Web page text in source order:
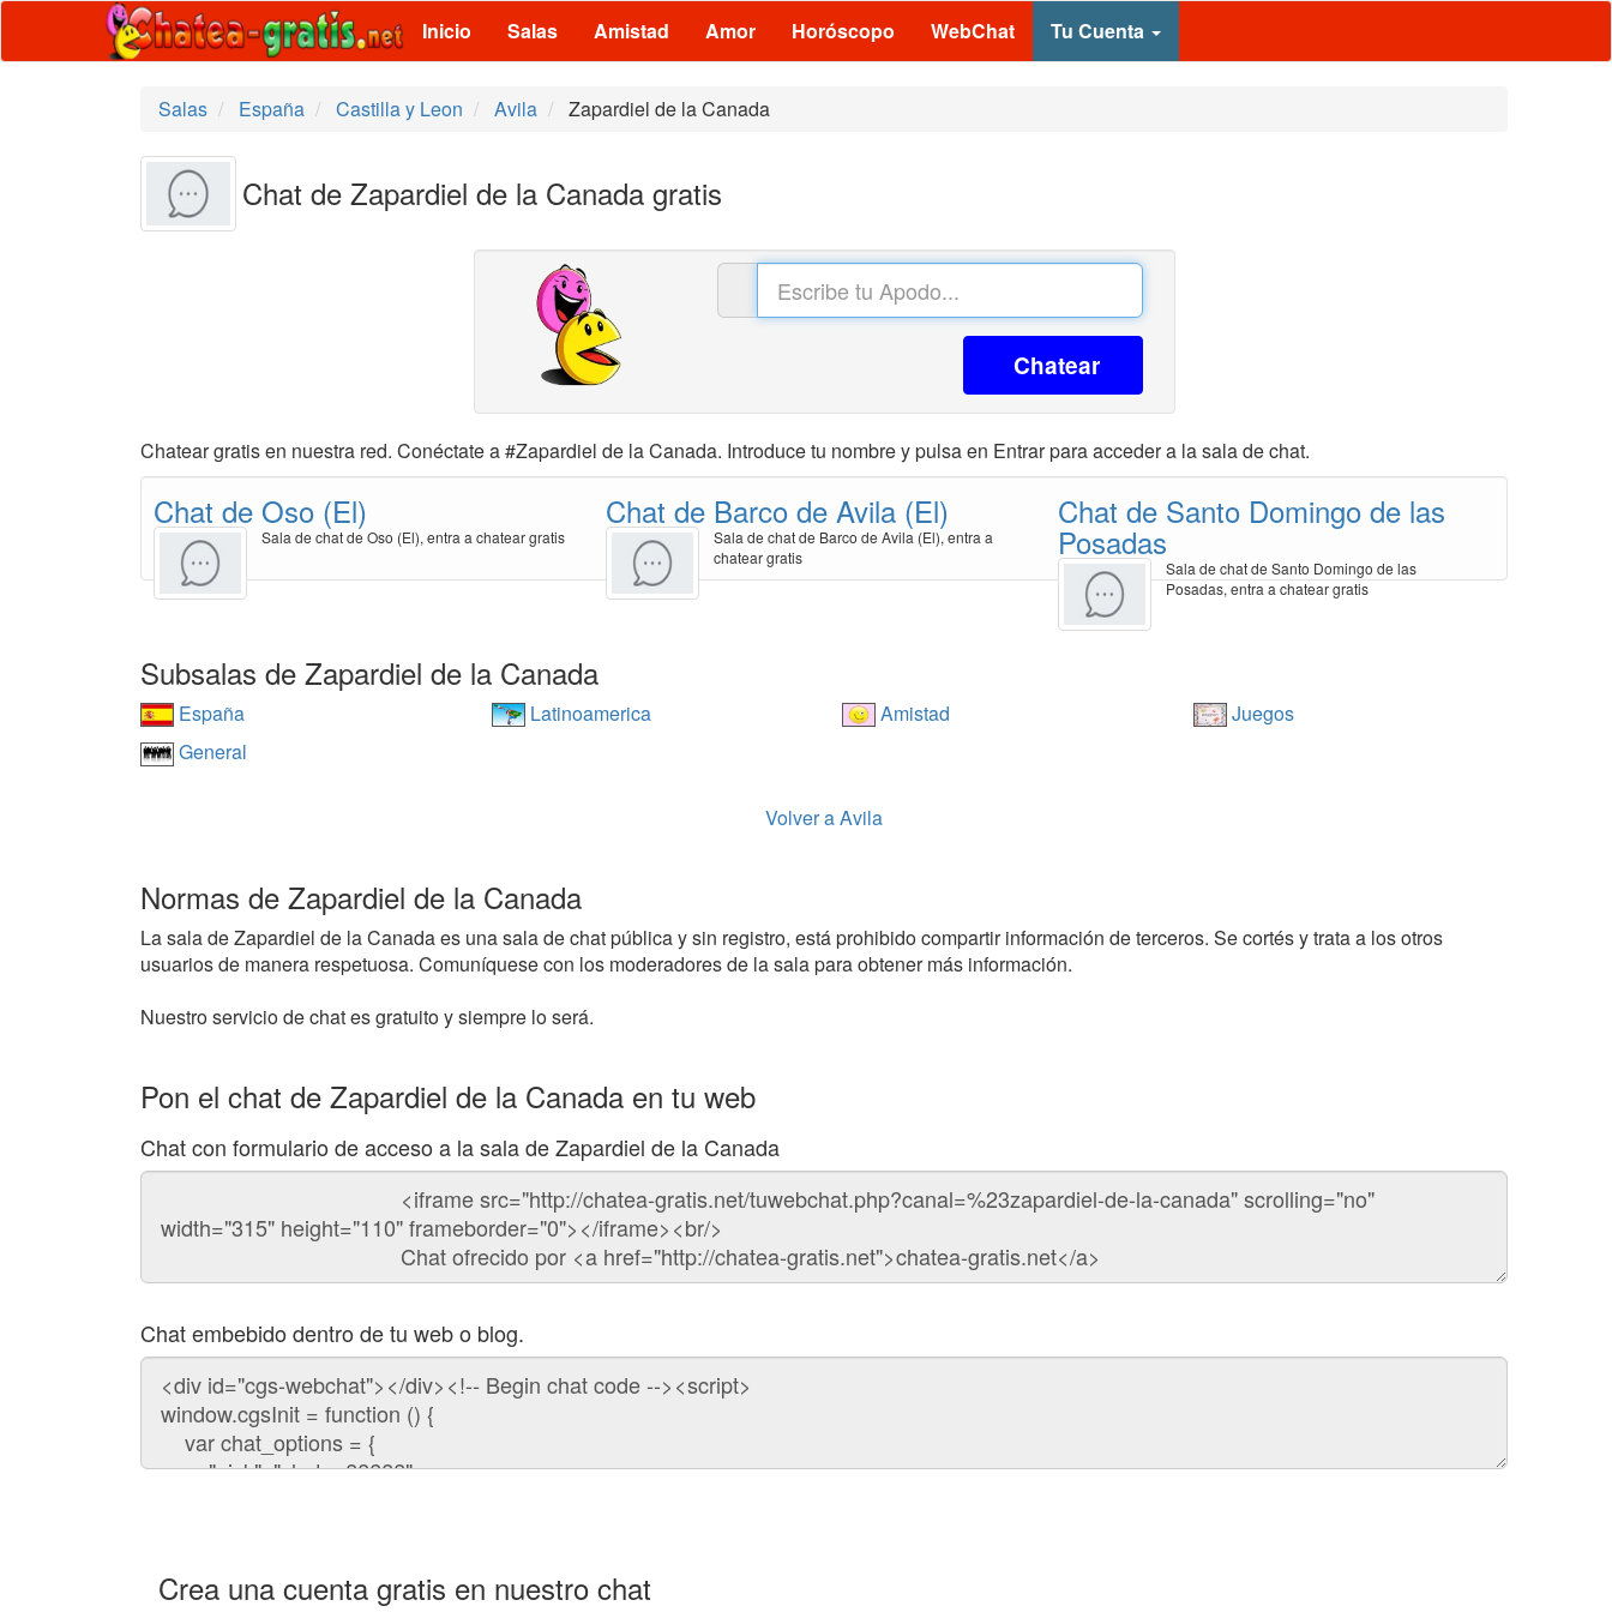
Inicio Salas Amistad Amor Horóscopo WebChat Tu Cuenta
Salas España Castilla y Leon Avila Zapardiel de la Canada
Chat de Zapardiel de la Canada gratis
Chatear
Chatear gratis en nuestra red. Conéctate a #Zapardiel de la Canada. Introduce tu nombre y pulsa en Entrar para acceder a la sala de chat.
Chat de Oso (El)
Sala de chat de Oso (El), entra a chatear gratis
Chat de Barco de Avila (El)
Sala de chat de Barco de Avila (El), entra a
chatear gratis
Chat de Santo Domingo de las
Posadas
Sala de chat de Santo Domingo de las
Posadas, entra a chatear gratis
Subsalas de Zapardiel de la Canada
España Latinoamerica Amistad
Juegos
General
Volver a Avila
Normas de Zapardiel de la Canada
La sala de Zapardiel de la Canada es una sala de chat pública y sin registro, está prohibido compartir información de terceros. Se cortés y trata a los otros
usuarios de manera respetuosa. Comuníquese con los moderadores de la sala para obtener más información.
Nuestro servicio de chat es gratuito y siempre lo será.
Pon el chat de Zapardiel de la Canada en tu web
Chat con formulario de acceso a la sala de Zapardiel de la Canada
Código
chat
Chat embebido dentro de tu web o blog.
Código
para
embeber
chat
Crea una cuenta gratis en nuestro chat